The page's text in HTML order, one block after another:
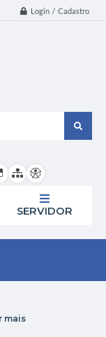
Login / Cadastro
SERVIDOR
mais